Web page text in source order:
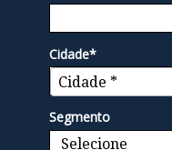
Cidade*
Cidade *
Cidade*
Segmento